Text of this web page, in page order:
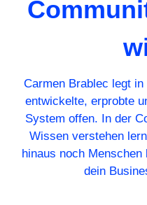
Carmen Brablec legt
entwickelte, erprobte
System offen. In der
Wissen verstehen
hinaus noch
dein